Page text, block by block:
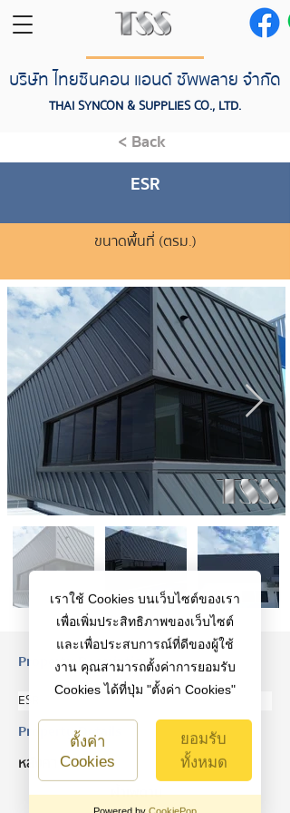
THAI SYNCON & SUPPLIES CO., LTD.
บริษัท ไทยซินคอน แอนด์ ซัพพลาย จำกัด
< Back
ESR
ขนาดพื้นที่ (ตรม.)
Property Description
ESR
Property Details
หลังคา
ฝ้าเพดาน
เราใช้ Cookies บนเว็บไซต์ของเรา
เพื่อเพิ่มประสิทธิภาพของเว็บไซต์
และเพื่อประสบการณ์ที่ดีของผู้ใช้
งาน คุณสามารถตั้งค่าการยอมรับ
Cookies ได้ที่ปุ่ม "ตั้งค่า Cookies"
ตั้งค่า
Cookies
ยอมรับ
ทั้งหมด
Powered by CookiePop